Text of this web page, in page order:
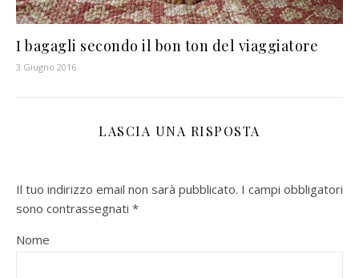
I bagagli secondo il bon ton del viaggiatore
3 Giugno 2016
LASCIA UNA RISPOSTA
Il tuo indirizzo email non sarà pubblicato. I campi obbligatori
sono contrassegnati *
Nome